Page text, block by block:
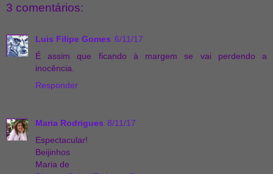
3 comentários:
Luis Filipe Gomes 6/11/17
É assim que ficando à margem se vai perdendo a
inocência.
Responder
Maria Rodrigues 8/11/17
Espectacular!
Beijinhos
Maria de